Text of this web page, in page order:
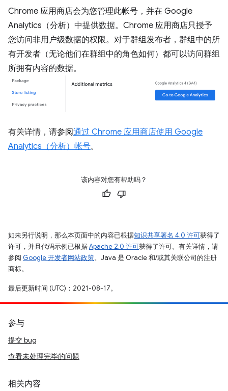
Chrome 应用商店会为您管理此帐号，并在 Google
Analytics（分析）中提供数据。Chrome 应用商店只授予
您访问非用户级数据的权限。对于群组发布者，群组中的所
有开发者（无论他们在群组中的角色如何）都可以访问群组
所拥有内容的数据。
有关详情，请参阅通过 Chrome 应用商店使用 Google
Analytics（分析）帐号。
该内容对您有帮助吗？
如未另行说明，那么本页面中的内容已根据知识共享署名 4.0 许可获得了
许可，并且代码示例已根据Apache 2.0 许可获得了许可。有关详情，请
参阅 Google 开发者网站政策。Java 是 Oracle 和/或其关联公司的注册
商标。
最后更新时间 (UTC)：2021-08-17。
参与
提交 bug
查看未处理完毕的问题
相关内容